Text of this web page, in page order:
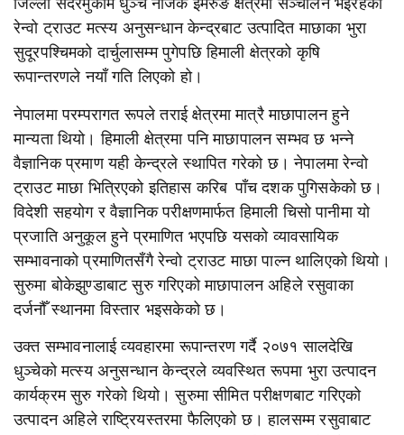
जिल्ला सदरमुकाम धुञ्चे नजिक इमरुङ क्षेत्रमा सञ्चालन भइरहेको
रेन्वो ट्राउट मत्स्य अनुसन्धान केन्द्रबाट उत्पादित माछाका भुरा
सुदूरपश्चिमको दार्चुलासम्म पुगेपछि हिमाली क्षेत्रको कृषि
रूपान्तरणले नयाँ गति लिएको हो।
नेपालमा परम्परागत रूपले तराई क्षेत्रमा मात्रै माछापालन हुने
मान्यता थियो। हिमाली क्षेत्रमा पनि माछापालन सम्भव छ भन्ने
वैज्ञानिक प्रमाण यही केन्द्रले स्थापित गरेको छ। नेपालमा रेन्वो
ट्राउट माछा भित्रिएको इतिहास करिब पाँच दशक पुगिसकेको छ।
विदेशी सहयोग र वैज्ञानिक परीक्षणमार्फत हिमाली चिसो पानीमा यो
प्रजाति अनुकूल हुने प्रमाणित भएपछि यसको व्यावसायिक
सम्भावनाको प्रमाणितसँगै रेन्वो ट्राउट माछा पाल्न थालिएको थियो।
सुरुमा बोकेझुण्डाबाट सुरु गरिएको माछापालन अहिले रसुवाका
दर्जनौँ स्थानमा विस्तार भइसकेको छ।
उक्त सम्भावनालाई व्यवहारमा रूपान्तरण गर्दै २०७१ सालदेखि
धुञ्चेको मत्स्य अनुसन्धान केन्द्रले व्यवस्थित रूपमा भुरा उत्पादन
कार्यक्रम सुरु गरेको थियो। सुरुमा सीमित परीक्षणबाट गरिएको
उत्पादन अहिले राष्ट्रियस्तरमा फैलिएको छ। हालसम्म रसुवाबाट